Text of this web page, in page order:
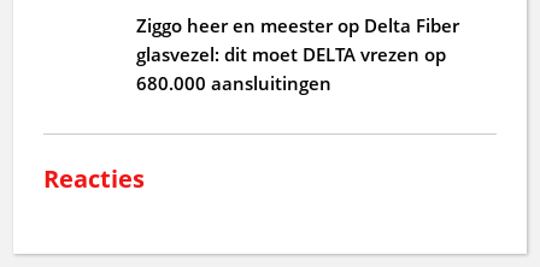
Ziggo heer en meester op Delta Fiber
glasvezel: dit moet DELTA vrezen op
680.000 aansluitingen
Reacties